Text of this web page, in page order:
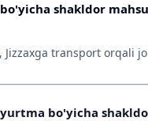
shakldor
transport orqali
bo'yicha